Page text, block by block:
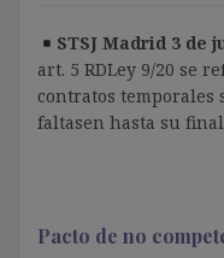
STSJ Madrid 3 de
art. 5 RDLey 9/20 se
contratos temporales
faltasen hasta su
Pacto de no